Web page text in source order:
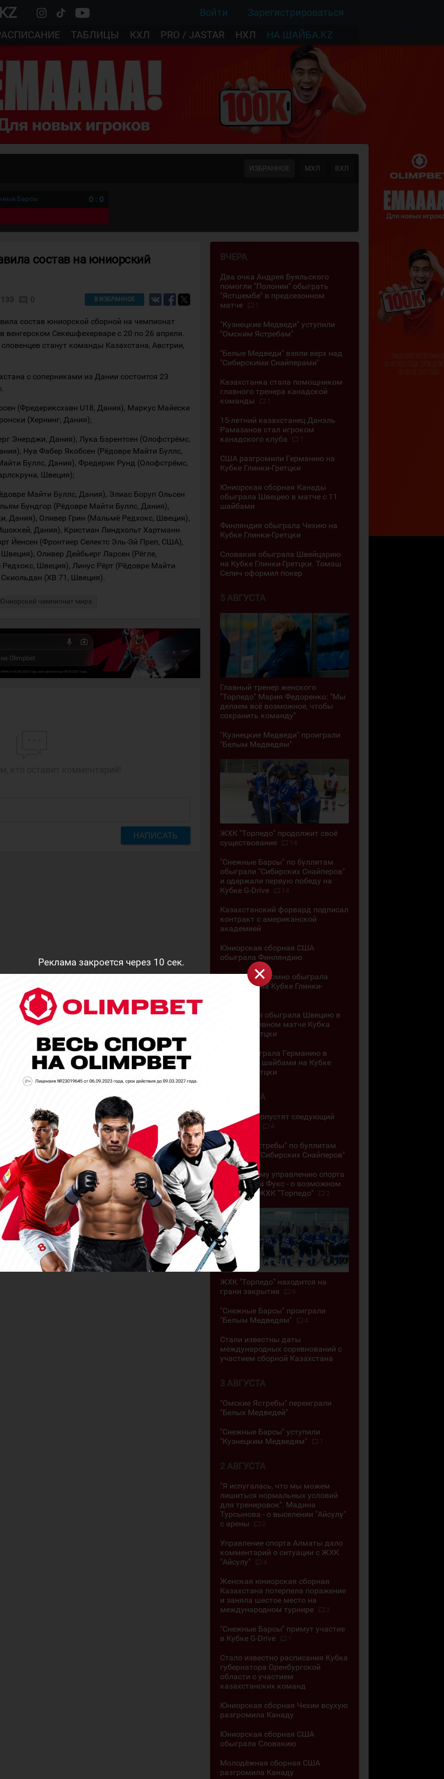
Реклама закроется через9сек.
Войти
Зарегистрироваться
ТАБЛИЦЫ КХЛ PRO / JASTAR НХЛ НА ШАЙБА.KZ
ИЗБРАННОЕ МХЛ ВХЛ
Барсы 0 : 0
состав на юниорский
133 0 В ИЗБРАННОЕ
состав юниорской сборной на чемпионат
Секешфехерваре с 20 по 26 апреля.
станут команды Казахстана, Австрии,
с соперниками из Дании состоится 23
(Фредериксхавн U18, Дания), Маркус Майеске
(Хернинг, Дания);
Энерджи, Дания), Лука Бэрентсен (Олофстрёмс,
Нуа Фабер Якобсен (Рёдовре Майти Буллс,
Буллс, Дания), Фредерик Рунд (Олофстрёмс,
Швеция);
Майти Буллс, Дания), Элиас Боруп Ольсен
Бундгор (Рёдовре Майти Буллс, Дания),
Дания), Оливер Грин (Мальмё Редхокс, Швеция),
Дания), Кристиан Линдхольт Хартманн
Йенсен (Фронтиер Селектс Эль-Эй Преп, США),
Оливер Дейбьерг Ларсен (Рёгле,
Швеция), Линус Рёрт (Рёдовре Майти
Скиольдан (ХВ 71, Швеция).
Юниорский чемпионат мира
НАПИСАТЬ
ВЧЕРА
Два очка Андрея Буяльского
помогли "Полонии" обыграть
"Ястшембе" в предсезонном
матче
1
"Кузнецкие Медведи" уступили
"Омским Ястребам"
"Белые Медведи" взяли верх над
"Сибирскими Снайперами"
Казахстанка стала помощником
главного тренера канадской
команды
1
15-летний казахстанец Данэль
Рамазанов стал игроком
канадского клуба
1
США разгромили Германию на
Кубке Глинки-Гретцки
Юниорская сборная Канады
обыграла Швецию в матче с 11
шайбами
Финляндия обыграла Чехию на
Кубке Глинки-Гретцки
Словакия обыграла Швейцарию
на Кубке Глинки-Гретцки. Томаш
Селич оформил покер
5 АВГУСТА
Главный тренер женского
"Торпедо" Мария Федоренко: "Мы
делаем всё возможное, чтобы
сохранить команду"
"Кузнецкие Медведи" проиграли
"Белым Медведям"
ЖХК "Торпедо" продолжит своё
существование
14
"Снежные Барсы" по буллитам
обыграли "Сибирских Снайперов"
и одержали первую победу на
Кубке G-Drive
14
Казахстанский форвард подписал
контракт с американской
академией
Юниорская сборная США
обыграла Финляндию
Канада разгромно обыграла
Словакию на Кубке Глинки-
Швейцария обыграла Швецию в
результативном матче Кубка
Глинки-Гретцки
Чехия обыграла Германию в
матче с 11 шайбами на Кубке
Глинки-Гретцки
4 АВГУСТА
"Челны" пропустят следующий
сезон ВХЛ
4
"Омские Ястребы" по буллитам
обыграли "Сибирских Снайперов"
"Позор всему управлению спорта
ВКО". Алёна Фукс - о возможном
закрытии ЖХК "Торпедо"
2
ЖХК "Торпедо" находится на
грани закрытия
9
"Снежные Барсы" проиграли
"Белым Медведям"
4
Стали известны даты
международных соревнований с
участием сборной Казахстана
3 АВГУСТА
"Омские Ястребы" переиграли
"Белых Медведей"
"Снежные Барсы" уступили
"Кузнецким Медведям"
1
2 АВГУСТА
"Я испугалась, что мы можем
лишиться нормальных условий
для тренировок". Мадина
Турсынова - о выселении "Айсулу"
с арены
2
Управление спорта Алматы дало
комментарий о ситуации с ЖХК
"Айсулу"
4
Женская юниорская сборная
Казахстана потерпела поражение
и заняла шестое место на
международном турнире
3
"Снежные Барсы" примут участие
в Кубке G-Drive
1
Стало известно расписания Кубка
губернатора Оренбургской
области с участием
казахстанских команд
Юниорская сборная Чехии всухую
разгромила Канаду
Юниорская сборная США
обыграла Словакию
Молодёжная сборная США
разгромила Канаду